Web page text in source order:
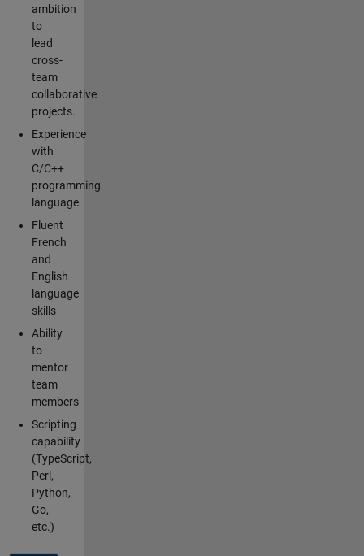
ambition
to
lead
cross-
team
collaborative
projects.
Experience
with
C/C++
programming
language
Fluent
French
and
English
language
skills
Ability
to
mentor
team
members
Scripting
capability
(TypeScript,
Perl,
Python,
Go,
etc.)